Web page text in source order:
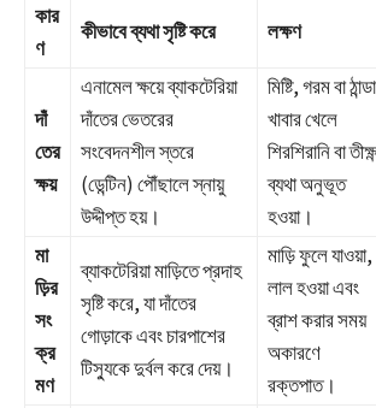
কার
ণ
কীভাবে ব্যথা সৃষ্টি করে লক্ষণ
দাঁ
তের
ক্ষয়
এনামেল ক্ষয়ে ব্যাকটেরিয়া
দাঁতের ভেতরের
সংবেদনশীল স্তরে
(ডেন্টিন) পৌঁছালে স্নায়ু
উদ্দীপ্ত হয়।
মিষ্টি, গরম বা ঠান্ডা
খাবার খেলে
শিরশিরানি বা তীক্ষ্ণ
ব্যথা অনুভূত
হওয়া।
মা
ড়ির
সং
ক্র
মণ
ব্যাকটেরিয়া মাড়িতে প্রদাহ
সৃষ্টি করে, যা দাঁতের
গোড়াকে এবং চারপাশের
টিস্যুকে দুর্বল করে দেয়।
মাড়ি ফুলে যাওয়া,
লাল হওয়া এবং
ব্রাশ করার সময়
অকারণে
রক্তপাত।